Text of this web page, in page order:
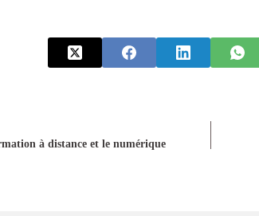
à distance et le numérique